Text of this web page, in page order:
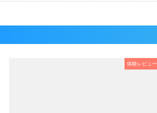
体験レビュー